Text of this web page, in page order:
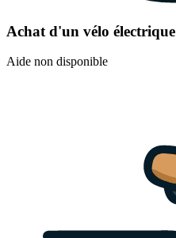
Achat d'un vélo électrique
Aide non disponible